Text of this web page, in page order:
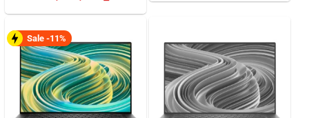
Sale -11%